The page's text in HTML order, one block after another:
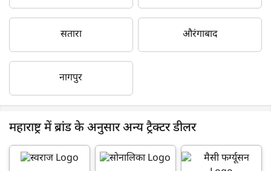
सतारा औरंगाबाद
नागपुर
महाराष्ट्र में ब्रांड के अनुसार अन्य ट्रैक्टर डीलर